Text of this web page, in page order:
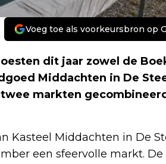
Voeg toe als voorkeursbron op
dit jaar zowel de
Middachten in De
markten
Kasteel Middachten in De
een sfeervolle markt. De